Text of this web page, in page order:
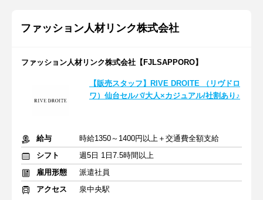
ファッション人材リンク株式会社
ファッション人材リンク株式会社【FJLSAPPORO】
【販売スタッフ】RIVE DROITE （リヴドロ
ワ）仙台セルバ/大人×カジュアル/社割あり♪
給与
時給1350～1400円以上＋交通費全額支給
シフト
週5日 1日7.5時間以上
雇用形態
派遣社員
アクセス
泉中央駅